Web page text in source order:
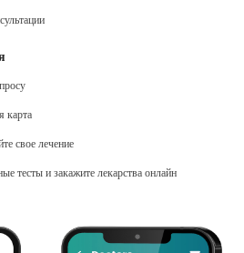
карта
свое лечение
тесты и закажите лекарства онлайн